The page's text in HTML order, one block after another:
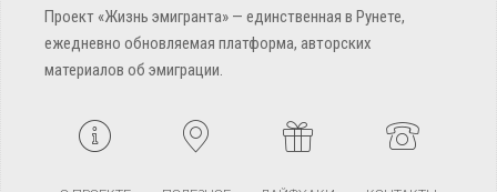
Проект «Жизнь эмигранта» — единственная в Рунете,
ежедневно обновляемая платформа, авторских
материалов об эмиграции.